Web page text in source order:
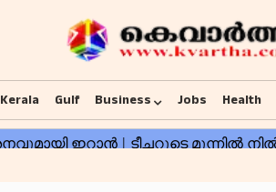
Kerala Gulf Business Jobs Health